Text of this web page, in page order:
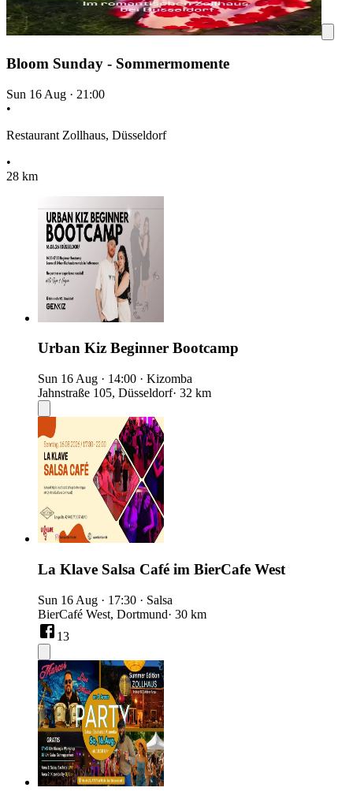
Bloom Sunday - Sommermomente
Sun 16 Aug · 21:00
•
Restaurant Zollhaus, Düsseldorf
•
28 km
Urban Kiz Beginner Bootcamp
Sun 16 Aug · 14:00 · Kizomba
Jahnstraße 105, Düsseldorf· 32 km
La Klave Salsa Café im BierCafe West
Sun 16 Aug · 17:30 · Salsa
BierCafé West, Dortmund· 30 km
13